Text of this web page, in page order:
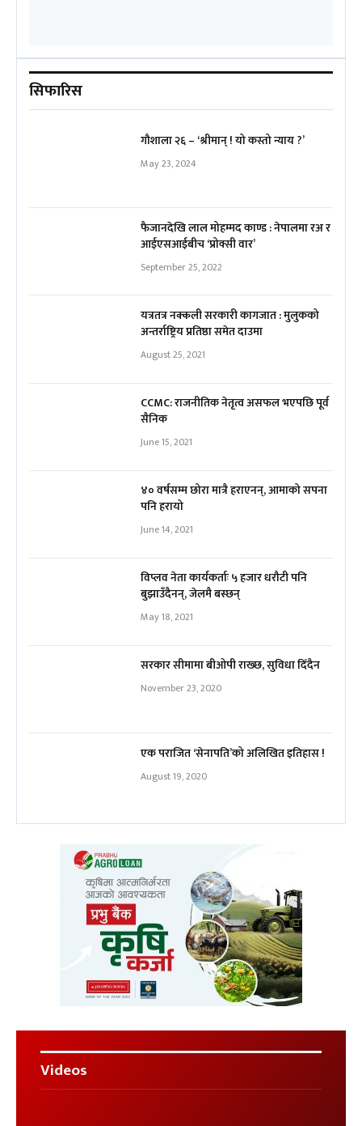
सिफारिस
गौशाला २६ – ‘श्रीमान् ! यो कस्तो न्याय ?’
May 23, 2024
फैजानदेखि लाल मोहम्मद काण्ड : नेपालमा रअ र
आईएसआईबीच ‘प्रोक्सी वार’
September 25, 2022
यत्रतत्र नक्कली सरकारी कागजात : मुलुकको
अन्तर्राष्ट्रिय प्रतिष्ठा समेत दाउमा
August 25, 2021
CCMC: राजनीतिक नेतृत्व असफल भएपछि पूर्व
सैनिक
June 15, 2021
४० वर्षसम्म छोरा मात्रै हराएनन्, आमाको सपना
पनि हरायो
June 14, 2021
विप्लव नेता कार्यकर्ताः ५ हजार धरौटी पनि
बुझाउँदैनन्, जेलमै बस्छन्
May 18, 2021
सरकार सीमामा बीओपी राख्छ, सुविधा दिँदैन
November 23, 2020
एक पराजित ‘सेनापति’को अलिखित इतिहास !
August 19, 2020
Videos